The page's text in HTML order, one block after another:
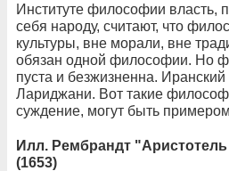
Институте философии власть,
себя народу, считают, что
культуры, вне морали, вне
обязан одной философии. Но
пуста и безжизненна.
Лариджани. Вот такие
суждение, могут быть
Илл. Рембрандт
(1653)